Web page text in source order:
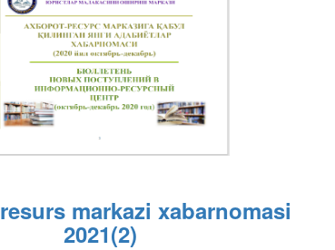
resurs markazi xabarnomasi
2021(2)